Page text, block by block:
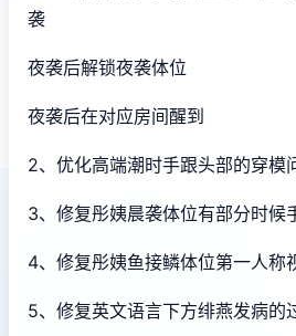
袭
夜袭后解锁夜袭体位
夜袭后在对应房间醒到
2、优化高端潮时手跟头部的穿模
3、修复彤姨晨袭体位有部分时候
4、修复彤姨鱼接鳞体位第一人称
5、修复英文语言下方绯燕发病的